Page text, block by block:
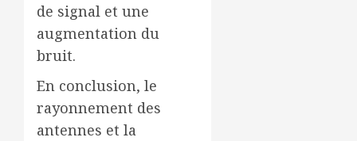
de signal et une
augmentation du
bruit.
En conclusion, le
rayonnement des
antennes et la